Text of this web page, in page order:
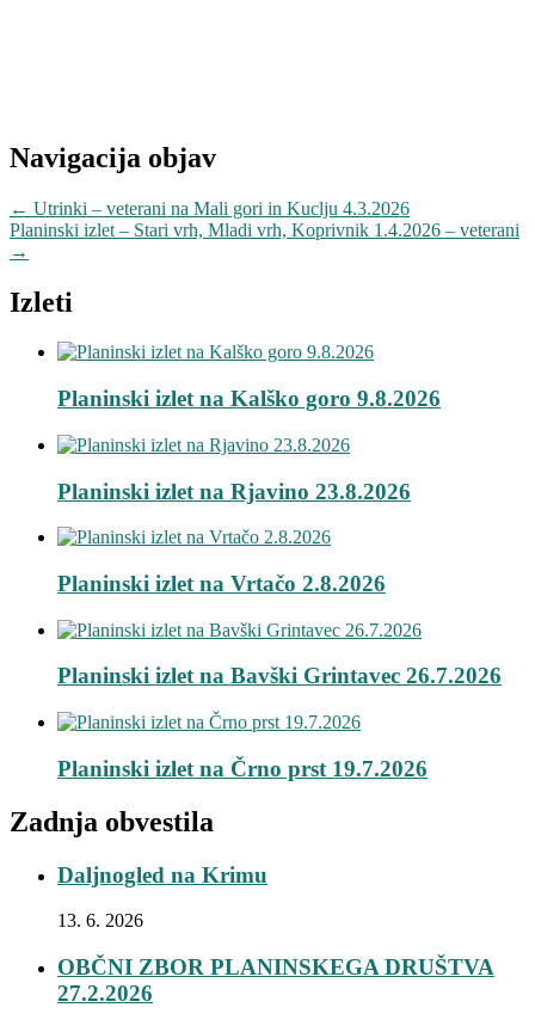
Navigacija objav
← Utrinki – veterani na Mali gori in Kuclju 4.3.2026
Planinski izlet – Stari vrh, Mladi vrh, Koprivnik 1.4.2026 – veterani
→
Izleti
Planinski izlet na Kalško goro 9.8.2026
Planinski izlet na Rjavino 23.8.2026
Planinski izlet na Vrtačo 2.8.2026
Planinski izlet na Bavški Grintavec 26.7.2026
Planinski izlet na Črno prst 19.7.2026
Zadnja obvestila
Daljnogled na Krimu
13. 6. 2026
OBČNI ZBOR PLANINSKEGA DRUŠTVA
27.2.2026